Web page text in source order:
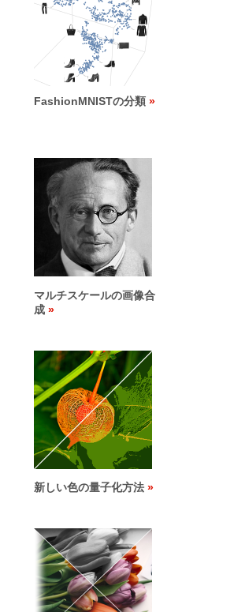
FashionMNISTの分類
マルチスケールの画像合
成
新しい色の量子化方法